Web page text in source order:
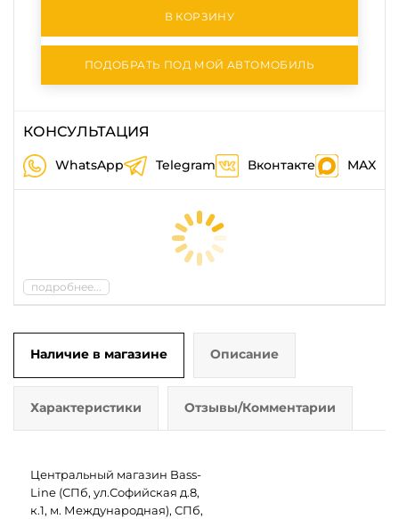
В КОРЗИНУ
ПОДОБРАТЬ ПОД МОЙ АВТОМОБИЛЬ
КОНСУЛЬТАЦИЯ
WhatsApp Telegram Вконтакте MAX
подробнее...
Наличие в магазине Описание
Характеристики Отзывы/Комментарии
Центральный магазин Bass-
Line (СПб, ул.Софийская д.8,
к.1, м. Международная), СПб,